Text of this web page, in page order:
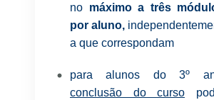
no máximo a três
por aluno,
a que correspondam
para alunos do 3º
conclusão do curso